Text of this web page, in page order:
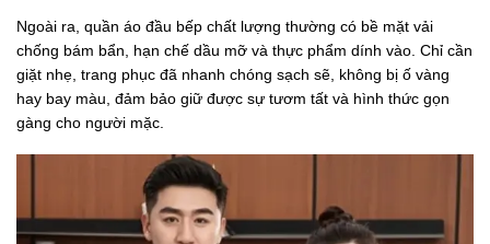
Ngoài ra, quần áo đầu bếp chất lượng thường có bề mặt vải
chống bám bẩn, hạn chế dầu mỡ và thực phẩm dính vào. Chỉ cần
giặt nhẹ, trang phục đã nhanh chóng sạch sẽ, không bị ố vàng
hay bay màu, đảm bảo giữ được sự tươm tất và hình thức gọn
gàng cho người mặc.